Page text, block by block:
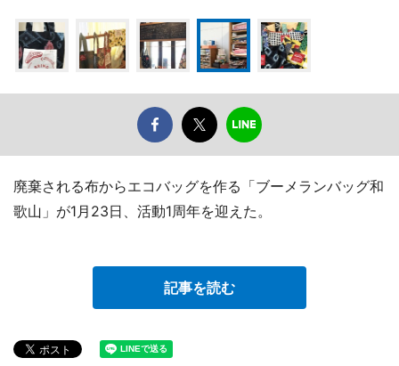
廃棄される布からエコバッグを作る「ブーメランバッグ和
歌山」が1月23日、活動1周年を迎えた。
記事を読む